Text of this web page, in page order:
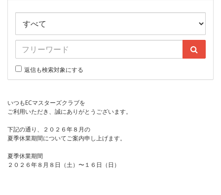
返信も検索対象にする
いつもECマスターズクラブを
ご利用いただき、誠にありがとうございます。
下記の通り、２０２６年８月の
夏季休業期間についてご案内申し上げます。
夏季休業期間
２０２６年８月８日（土）〜１６日（日）